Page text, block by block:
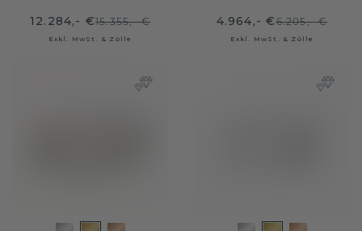
12.284,- €15.355,- €
Exkl. MwSt. & Zölle
4.964,- €6.205,- €
Exkl. MwSt. & Zölle